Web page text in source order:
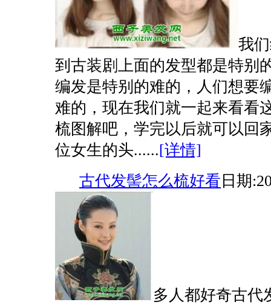
我
到古装剧上面的发型都是特别
编发是特别的难的，人们想要
难的，现在我们就一起来看看
梳图解吧，学完以后就可以回
位女生的头......[详情]
古代发髻怎么梳好看日期
多人都好奇古代